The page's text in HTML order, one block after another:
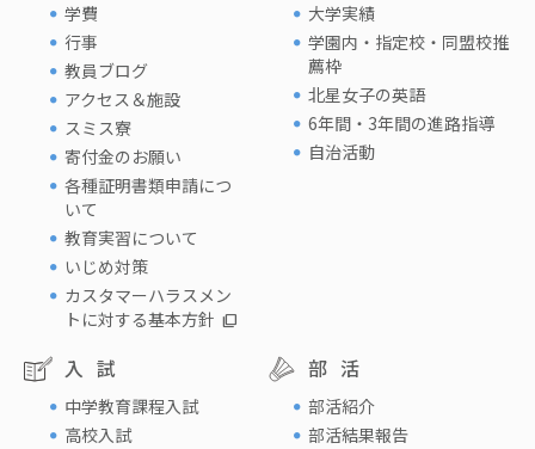
学費
行事
教員ブログ
アクセス＆施設
スミス寮
寄付金のお願い
各種証明書類申請につ
いて
教育実習について
いじめ対策
カスタマーハラスメン
トに対する基本方針
大学実績
学園内・指定校・同盟校推
薦枠
北星女子の英語
6年間・3年間の進路指導
自治活動
入試
中学教育課程入試
高校入試
部活
部活紹介
部活結果報告